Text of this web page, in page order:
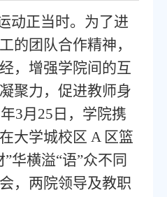
动正当时。为了进
的团队合作精神，
，增强学院间的互
聚力，促进教师身
3月25日，学院携
大学城校区 A 区篮
华横溢“语”众不同
，两院领导及教职